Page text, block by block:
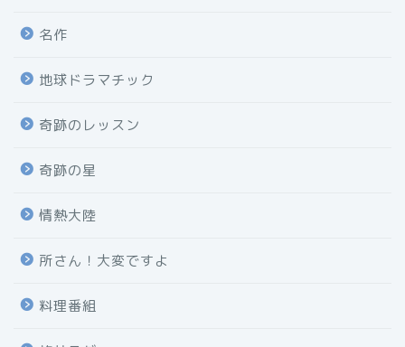
名作
地球ドラマチック
奇跡のレッスン
奇跡の星
情熱大陸
所さん！大変ですよ
料理番組